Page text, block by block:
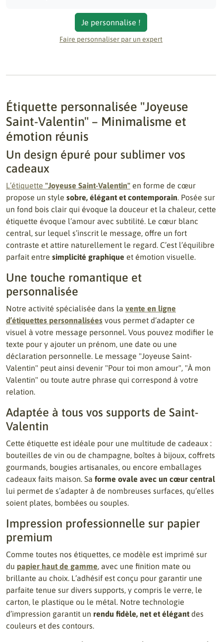
Faire personnaliser par un expert
Je personnalise !
Étiquette personnalisée "Joyeuse
Saint-Valentin" – Minimalisme et
émotion réunis
Un design épuré pour sublimer vos
cadeaux
L’étiquette "Joyeuse Saint-Valentin" en forme de cœur
propose un style sobre, élégant et contemporain. Posée sur
un fond bois clair qui évoque la douceur et la chaleur, cette
étiquette évoque l’amour avec subtilité. Le cœur blanc
central, sur lequel s’inscrit le message, offre un fort
contraste et attire naturellement le regard. C’est l’équilibre
parfait entre simplicité graphique et émotion visuelle.
Une touche romantique et
personnalisée
Notre activité spécialisée dans la vente en ligne
d’étiquettes personnalisées vous permet d’adapter ce
visuel à votre message personnel. Vous pouvez modifier le
texte pour y ajouter un prénom, une date ou une
déclaration personnelle. Le message "Joyeuse Saint-
Valentin" peut ainsi devenir "Pour toi mon amour", "À mon
Valentin" ou toute autre phrase qui correspond à votre
relation.
Adaptée à tous vos supports de Saint-
Valentin
Cette étiquette est idéale pour une multitude de cadeaux :
bouteilles de vin ou de champagne, boîtes à bijoux, coffrets
gourmands, bougies artisanales, ou encore emballages
cadeaux faits maison. Sa forme ovale avec un cœur central
lui permet de s’adapter à de nombreuses surfaces, qu’elles
soient plates, bombées ou souples.
Impression professionnelle sur papier
premium
Comme toutes nos étiquettes, ce modèle est imprimé sur
du papier haut de gamme, avec une finition mate ou
brillante au choix. L’adhésif est conçu pour garantir une
parfaite tenue sur divers supports, y compris le verre, le
carton, le plastique ou le métal. Notre technologie
d’impression garantit un rendu fidèle, net et élégantdes
couleurs et des contours.